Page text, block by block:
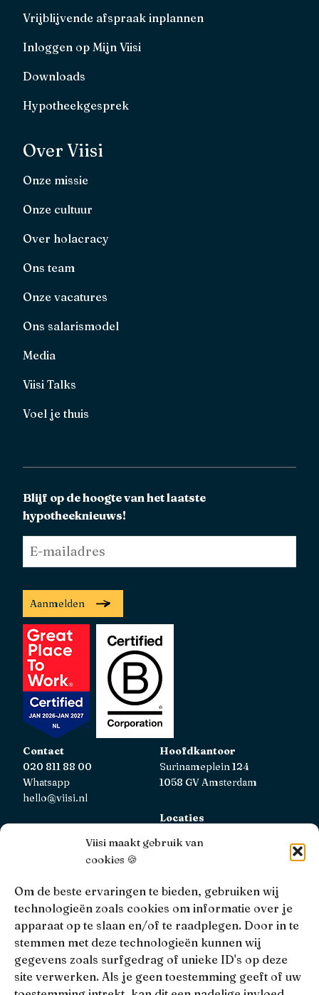
Viisi maakt gebruik van
cookies 🍪
Om de beste ervaringen te bieden, gebruiken wij
technologieën zoals cookies om informatie over je
apparaat op te slaan en/of te raadplegen. Door in te
stemmen met deze technologieën kunnen wij
gegevens zoals surfgedrag of unieke ID's op deze
site verwerken. Als je geen toestemming geeft of uw
Vrijblijvende afspraak inplannen
Inloggen op Mijn Viisi
Downloads
Hypotheekgesprek
Over Viisi
Onze missie
Onze cultuur
Over holacracy
Ons team
Onze vacatures
Ons salarismodel
Media
Viisi Talks
Voel je thuis
Blijf op de hoogte van het laatste
hypotheeknieuws!
E-
mailadres *
Aanmelden
Contact
020 811 88 00
Whatsapp
hello@viisi.nl
Hoofdkantoor
Surinameplein 124
1058 GV Amsterdam
Locaties
Viisi Hypotheken is geregistreerd bij de AFM.
Registratienummer: 12039833
KiFiD
Niet tevreden over onze interne klachtbehandeling, dan
kun je terecht bijKiFiD.